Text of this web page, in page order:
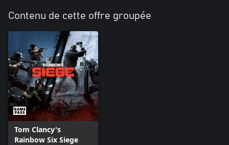
Contenu de cette offre groupée
Tom Clancy's
Rainbow Six Siege